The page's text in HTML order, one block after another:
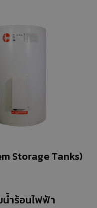
Storage Tanks)
ำร้อนไฟฟ้า